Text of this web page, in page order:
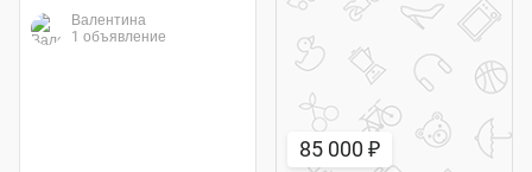
Валентина
1 объявление
85 000 ₽